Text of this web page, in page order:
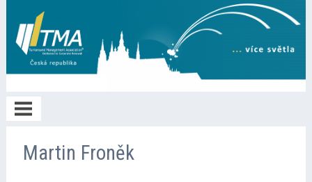
Home
Martin Froněk